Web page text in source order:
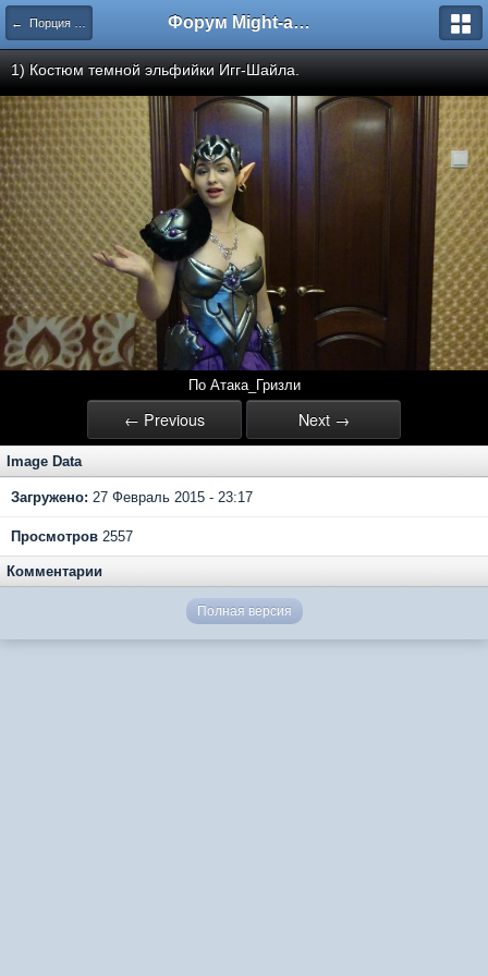
← Порция геройского косплея Форум Might-and-Magic.ru
1) Костюм темной эльфийки Игг-Шайла.
По Атака_Гризли
← Previous Next →
Image Data
Загружено: 27 Февраль 2015 - 23:17
Просмотров 2557
Комментарии
Полная версия